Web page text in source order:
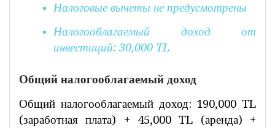
Налоговые вычеты не предусмотрены
Налогооблагаемый доход от
инвестиций: 30,000 TL
Общий налогооблагаемый доход
Общий налогооблагаемый доход: 190,000 TL
(заработная плата) + 45,000 TL (аренда) +